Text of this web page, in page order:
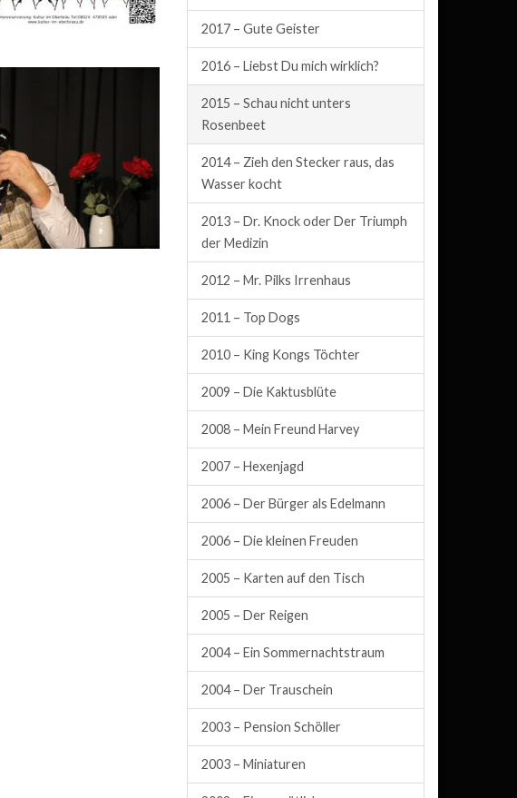
2017 – Gute Geister
2016 – Liebst Du mich wirklich?
2015 – Schau nicht unters
Rosenbeet
2014 – Zieh den Stecker raus, das
Wasser kocht
2013 – Dr. Knock oder Der Triumph
der Medizin
2012 – Mr. Pilks Irrenhaus
2011 – Top Dogs
2010 – King Kongs Töchter
2009 – Die Kaktusblüte
2008 – Mein Freund Harvey
2007 – Hexenjagd
2006 – Der Bürger als Edelmann
2006 – Die kleinen Freuden
2005 – Karten auf den Tisch
2005 – Der Reigen
2004 – Ein Sommernachtstraum
2004 – Der Trauschein
2003 – Pension Schöller
2003 – Miniaturen